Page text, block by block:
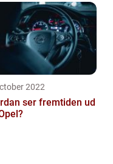
2022
ser fremtiden ud